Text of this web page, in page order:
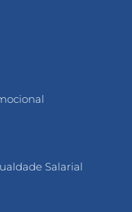
Salarial